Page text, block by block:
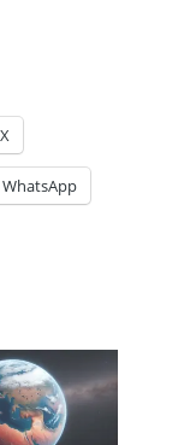
X
WhatsApp